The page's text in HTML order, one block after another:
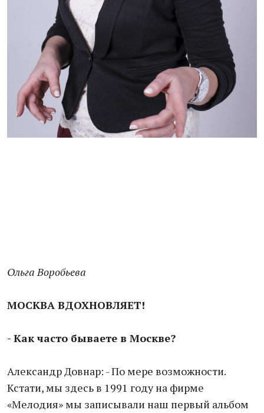
Ольга Воробьева
МОСКВА ВДОХНОВЛЯЕТ!
- Как часто бываете в Москве?
Александр Довнар: - По мере возможности.
Кстати, мы здесь в 1991 году на фирме
«Мелодия» мы записывали наш первый альбом